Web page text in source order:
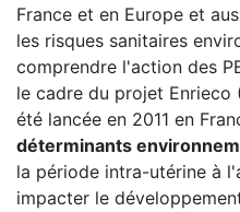
France et en Europe et
les risques sanitaires
comprendre l'action des
le cadre du projet Enrieco
été lancée en 2011 en
déterminants
la période intra-utérine à
impacter le